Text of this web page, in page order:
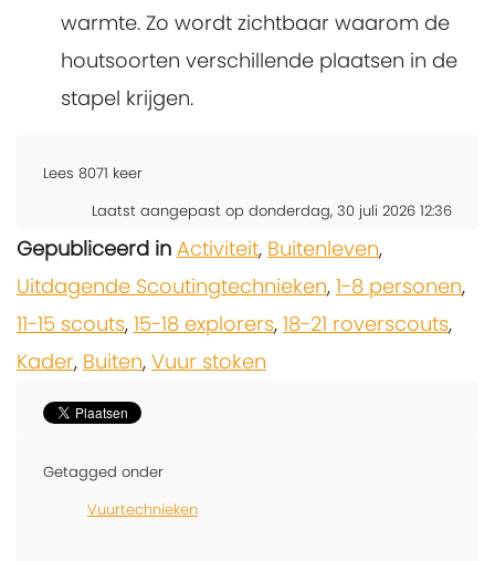
warmte. Zo wordt zichtbaar waarom de
houtsoorten verschillende plaatsen in de
stapel krijgen.
Lees 8071 keer
Laatst aangepast op donderdag, 30 juli 2026 12:36
Gepubliceerd in Activiteit, Buitenleven,
Uitdagende Scoutingtechnieken, 1-8 personen,
11-15 scouts, 15-18 explorers, 18-21 roverscouts,
Kader, Buiten, Vuur stoken
Getagged onder
Vuurtechnieken